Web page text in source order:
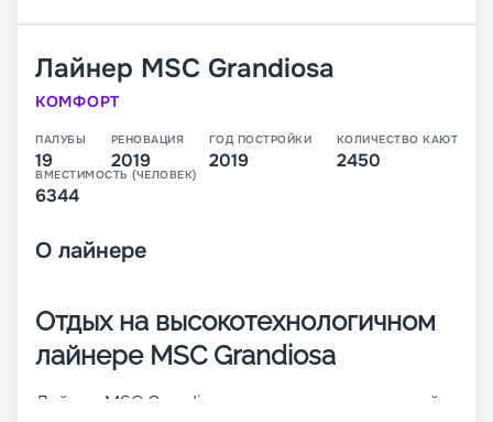
Лайнер MSC Grandiosa
КОМФОРТ
ПАЛУБЫ
19
РЕНОВАЦИЯ
2019
ГОД ПОСТРОЙКИ
2019
КОЛИЧЕСТВО КАЮТ
2450
ВМЕСТИМОСТЬ (ЧЕЛОВЕК)
6344
О лайнере
Отдых на высокотехнологичном
лайнере MSC Grandiosa
Лайнер MSC Grandiosa – высокотехнологичный